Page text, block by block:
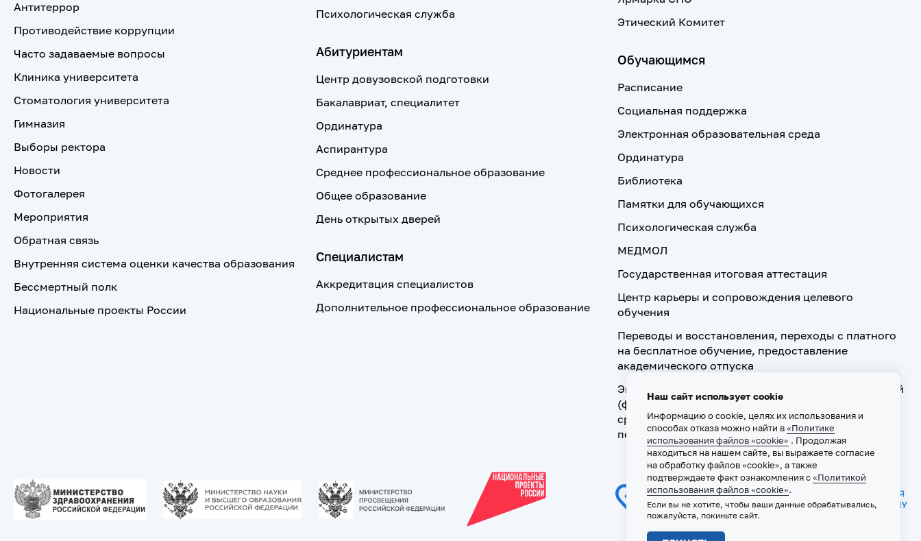
Антитеррор
Противодействие коррупции
Часто задаваемые вопросы
Клиника университета
Стоматология университета
Гимназия
Выборы ректора
Новости
Фотогалерея
Мероприятия
Обратная связь
Внутренняя система оценки качества образования
Бессмертный полк
Национальные проекты России
Психологическая служба
Абитуриентам
Центр довузовской подготовки
Бакалавриат, специалитет
Ординатура
Аспирантура
Среднее профессиональное образование
Общее образование
День открытых дверей
Специалистам
Аккредитация специалистов
Дополнительное профессиональное образование
Этический Комитет
Обучающимся
Расписание
Социальная поддержка
Электронная образовательная среда
Ординатура
Библиотека
Памятки для обучающихся
Психологическая служба
МЕДМОЛ
Государственная итоговая аттестация
Центр карьеры и сопровождения целевого
обучения
Переводы и восстановления, переходы с платного
на бесплатное обучение, предоставление
академического отпуска
Экзамен по допуску к осуществлению медицинской
(фармацевтической) деятельности на должностях
среднего медицинского (фармацевтического)
персонала
Наш сайт использует cookie
Информацию о cookie, целях их использования и
способах отказа можно найти в«Политике
использования файлов «cookie» . Продолжая
находиться на нашем сайте, вы выражаете согласие
на обработку файлов «cookie», а также
подтверждаете факт ознакомления с«Политикой
использования файлов «cookie».
Если вы не хотите, чтобы ваши данные обрабатывались,
пожалуйста, покиньте сайт.